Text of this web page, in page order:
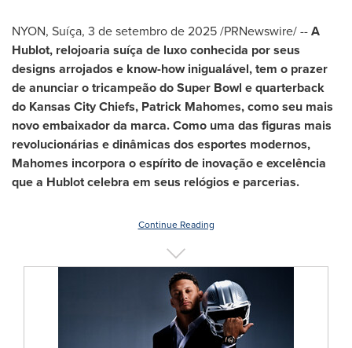
NYON, Suíça, 3 de setembro de 2025/PRNewswire/ --A
Hublot, relojoaria suíça de luxo conhecida por seus
designs arrojados e know-how inigualável, tem o prazer
de anunciar o tricampeão do Super Bowl e quarterback
do Kansas City Chiefs, Patrick Mahomes, como seu mais
novo embaixador da marca. Como uma das figuras mais
revolucionárias e dinâmicas dos esportes modernos,
Mahomes incorpora o espírito de inovação e excelência
que a Hublot celebra em seus relógios e parcerias.
Continue Reading